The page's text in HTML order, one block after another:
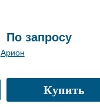
По запросу
Арион
Купить